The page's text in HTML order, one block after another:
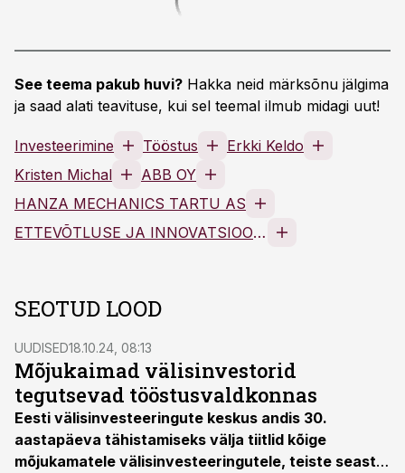
See teema pakub huvi? Hakka neid märksõnu jälgima
ja saad alati teavituse, kui sel teemal ilmub midagi uut!
Investeerimine Tööstus
Erkki Keldo
Kristen Michal
ABB OY
HANZA MECHANICS TARTU AS
ETTEVÕTLUSE JA INNOVATSIOONI SA
SEOTUD LOOD
UUDISED18.10.24, 08:13
Mõjukaimad välisinvestorid
tegutsevad tööstusvaldkonnas
Eesti välisinvesteeringute keskus andis 30.
aastapäeva tähistamiseks välja tiitlid kõige
mõjukamatele välisinvesteeringutele, teiste seast